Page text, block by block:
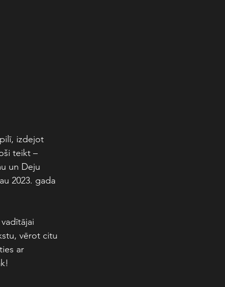
izdejot
teikt –
un Deju
2023. gada
vērot citu
ar